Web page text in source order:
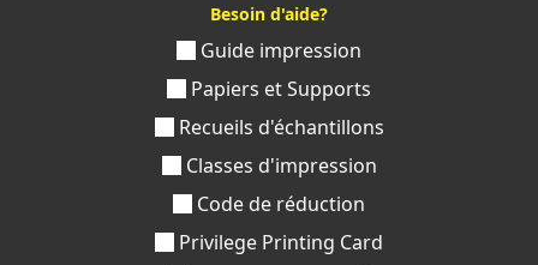
Besoin d'aide?
Guide impression
Papiers et Supports
Recueils d'échantillons
Classes d'impression
Code de réduction
Privilege Printing Card